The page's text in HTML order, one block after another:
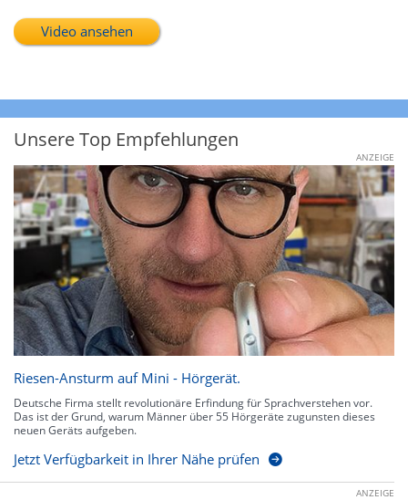
Video ansehen
Unsere Top Empfehlungen
ANZEIGE
Riesen-Ansturm auf Mini - Hörgerät.
Deutsche Firma stellt revolutionäre Erfindung für Sprachverstehen vor.
Das ist der Grund, warum Männer über 55 Hörgeräte zugunsten dieses
neuen Geräts aufgeben.
Jetzt Verfügbarkeit in Ihrer Nähe prüfen
ANZEIGE